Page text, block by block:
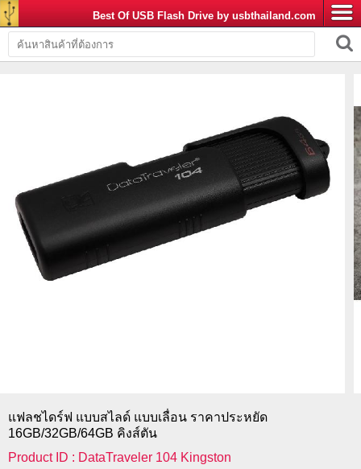
Best Of USB Flash Drive by usbthailand.com
แฟลชไดร์ฟ แบบสไลด์ แบบเลื่อน ราคาประหยัด
16GB/32GB/64GB คิงส์ตัน
Product ID : DataTraveler 104 Kingston